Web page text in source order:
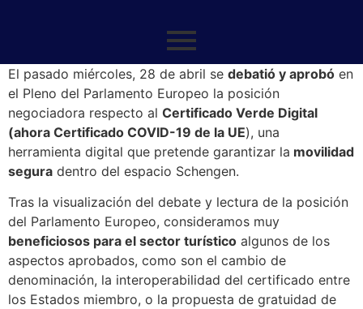
El pasado miércoles, 28 de abril se debatió y aprobó en
el Pleno del Parlamento Europeo la posición
negociadora respecto al Certificado Verde Digital
(ahora Certificado COVID-19 de la UE), una
herramienta digital que pretende garantizar la movilidad
segura dentro del espacio Schengen.
Tras la visualización del debate y lectura de la posición
del Parlamento Europeo, consideramos muy
beneficiosos para el sector turístico algunos de los
aspectos aprobados, como son el cambio de
denominación, la interoperabilidad del certificado entre
los Estados miembro, o la propuesta de gratuidad de